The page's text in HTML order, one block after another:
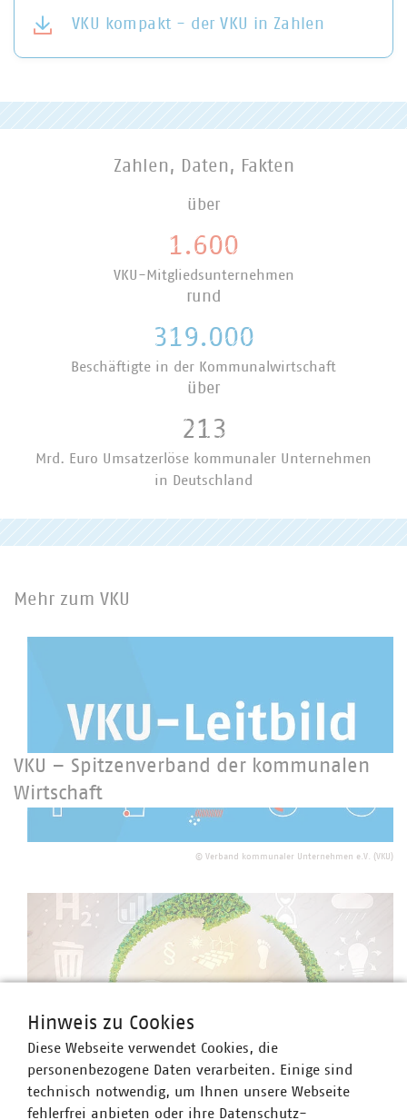
VKU kompakt - der VKU in Zahlen
Zahlen, Daten, Fakten
über
1.600
VKU-Mitgliedsunternehmen
rund
319.000
Beschäftigte in der Kommunalwirtschaft
über
213
Mrd. Euro Umsatzerlöse kommunaler Unternehmen
in Deutschland
Mehr zum VKU
VKU – Spitzenverband der kommunalen
Wirtschaft
© Verband kommunaler Unternehmen e.V. (VKU)
Unsere Verantwortung
©malp/stock.adobe.com
Hinweis zu Cookies
Diese Webseite verwendet Cookies, die
personenbezogene Daten verarbeiten. Einige sind
technisch notwendig, um Ihnen unsere Webseite
fehlerfrei anbieten oder ihre Datenschutz-